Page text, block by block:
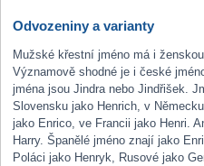
Odvozeniny a varianty
Mužské křestní jméno má i
Významově shodné je i české
jména jsou Jindra nebo Jindřišek.
Slovensku jako Henrich, v
jako Enrico, ve Francii jako Henri.
Harry. Španělé jméno znají jako
Poláci jako Henryk, Rusové jako